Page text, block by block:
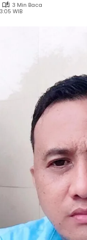
3 Min Baca
WIB